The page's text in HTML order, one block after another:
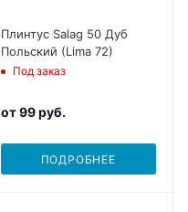
Плинтус Salag 50 Дуб
Польский (Lima 72)
Под заказ
от99 руб.
ПОДРОБНЕЕ